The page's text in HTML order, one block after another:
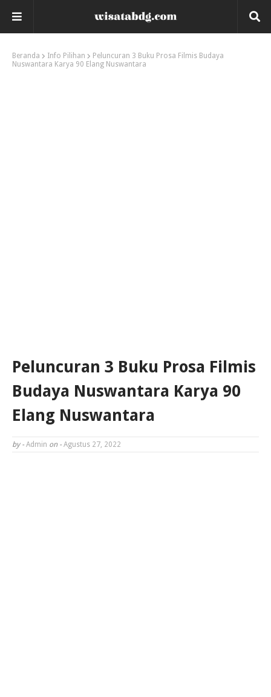
Beranda Info Pilihan
Peluncuran 3 Buku Prosa Filmis Budaya
Nuswantara Karya 90 Elang Nuswantara
Peluncuran 3 Buku Prosa Filmis
Budaya Nuswantara Karya 90
Elang Nuswantara
by - Admin on - Agustus 27, 2022